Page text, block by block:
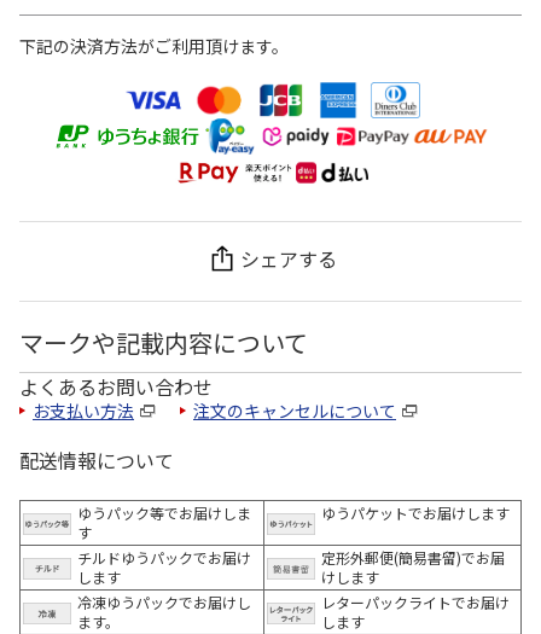
下記の決済方法がご利用頂けます。
シェアする
マークや記載内容について
よくあるお問い合わせ
お支払い方法 注文のキャンセルについて
配送情報について
ゆうパック等でお届けしま
す
ゆうパケットでお届けします
チルドゆうパックでお届け
します
定形外郵便(簡易書留)でお届
けします
冷凍ゆうパックでお届けし
ます。
レターパックライトでお届け
します